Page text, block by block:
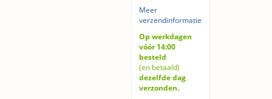
Meer
verzendinformatie
Op werkdagen
vóór 14:00
besteld
(en betaald)
dezelfde dag
verzonden.